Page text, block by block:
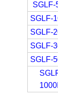
SGLF-
SGLF-
SGLF-
SGLF-
SGLF-